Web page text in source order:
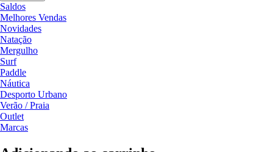
Saldos
Melhores Vendas
Novidades
Natação
Mergulho
Surf
Paddle
Náutica
Desporto Urbano
Verão / Praia
Outlet
Marcas